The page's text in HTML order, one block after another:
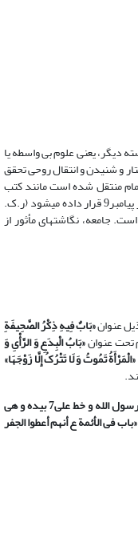
عنوان علوم انتقالی توسط پیامبر9 می‏باشد، که در کنار دو دسته دیگر، یعنی علوم بی واسطه یا
که برخی از علوم با گفتار و شنیدن و انتقال روحی تحقق
و برخی به صورت مکتوب به امام منتقل شده است مانند کتب
پیامبرانِ گذشته: که در همة این موضوعات پیامبر اکرم9 نقش اصلی در انتقال علم به امام را ایفا نموده است؛ لذا این علوم تحت عنوان علوم انتقالی از پیامبر9 قرار داده می‏شود (ر.ک.
است. جامعه، نگاشته‏ای مأثور از
عنوان«بَابٌ فِیهِ ذِکْرُ الصَّحِیفَةِ
عنوان«بَابُ الْبِدَعِ وَ الرَّأْیِ وَ
«الْمَرْأَةُ تَمُوتُ وَ لَا تَتْرُکُ إِلَّا زَوْجَهَا»
رسول الله و خط علی7بیده و هی
«باب فی الأئمة ع أنهم أعطوا الجفر